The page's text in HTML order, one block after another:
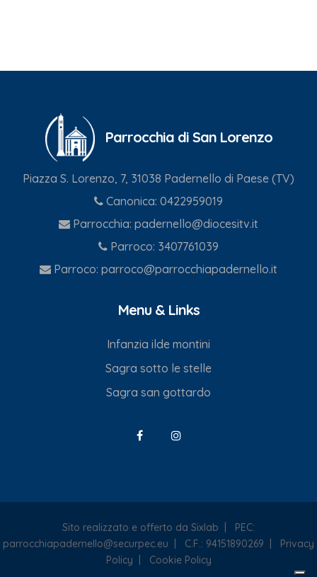
Parrocchia di San Lorenzo
Piazza S. Lorenzo, 7, 31038 Padernello di Paese (TV)
Canonica: 0422959019
Parrocchia: padernello@diocesitv.it
Parroco: 3407761039
Parroco: parroco@parrocchiapadernello.it
Menu & Links
Infanzia ilde montini
Sagra sotto le stelle
Sagra san gottardo
Sito realizzato e offerto da Sixlab
PEC:
parrocchiapadernello@securpec.eu
C.F.: 94151890269
Privacy
Policy
Cookie Policy